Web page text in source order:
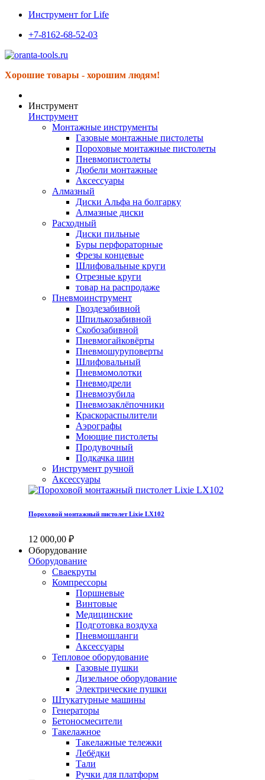
Инструмент for Life
+7-8162-68-52-03
Хорошие товары - хорошим людям!
Инструмент
Инструмент
Монтажные инструменты
Газовые монтажные пистолеты
Пороховые монтажные пистолеты
Пневмопистолеты
Дюбели монтажные
Аксессуары
Алмазный
Диски Альфа на болгарку
Алмазные диски
Расходный
Диски пильные
Буры перфораторные
Фрезы концевые
Шлифовальные круги
Отрезные круги
товар на распродаже
Пневмоинструмент
Гвоздезабивной
Шпилькозабивной
Скобозабивной
Пневмогайковёрты
Пневмошуруповерты
Шлифовальный
Пневмомолотки
Пневмодрели
Пневмозубила
Пневмозаклёпочники
Краскораспылители
Аэрографы
Моющие пистолеты
Продувочный
Подкачка шин
Инструмент ручной
Аксессуары
Пороховой монтажный пистолет Lixie LX102
12 000,00 ₽
Оборудование
Оборудование
Сваекруты
Компрессоры
Поршневые
Винтовые
Медицинские
Подготовка воздуха
Пневмошланги
Аксессуары
Тепловое оборудование
Газовые пушки
Дизельное оборудование
Электрические пушки
Штукатурные машины
Генераторы
Бетоносмесители
Такелажное
Такелажные тележки
Лебёдки
Тали
Ручки для платформ